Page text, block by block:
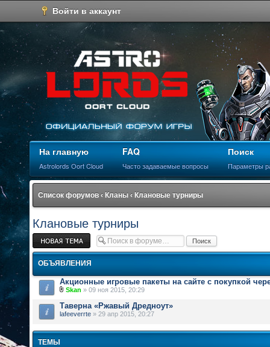
Войти в аккаунт
На главную
Astrolords Oort Cloud
FAQ
Часто задаваемые вопросы
Поиск
Параметры
Список форумов ‹ Кланы ‹ Клановые турниры
Клановые турниры
Новая тема
ОБЪЯВЛЕНИЯ
Акционные игровые пакеты на сайте с покупкой
Skan » 09 ноя 2015, 20:29
Таверна «Ржавый Дредноут»
lafeeverrte » 29 апр 2015, 20:27
ТЕМЫ